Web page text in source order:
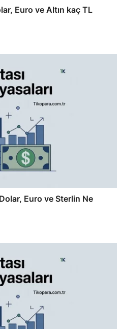
Euro ve Altın kaç TL
Euro ve Sterlin Ne